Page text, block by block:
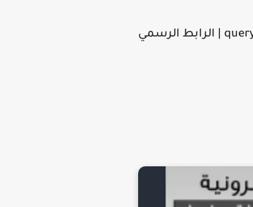
المنحة القطرية | رابط فحص 100 دولار شهر ابريل 2021 | موقع الحصول علي منحة قطر 100 دولار عبر query.gov.ps | الرابط الرسمي